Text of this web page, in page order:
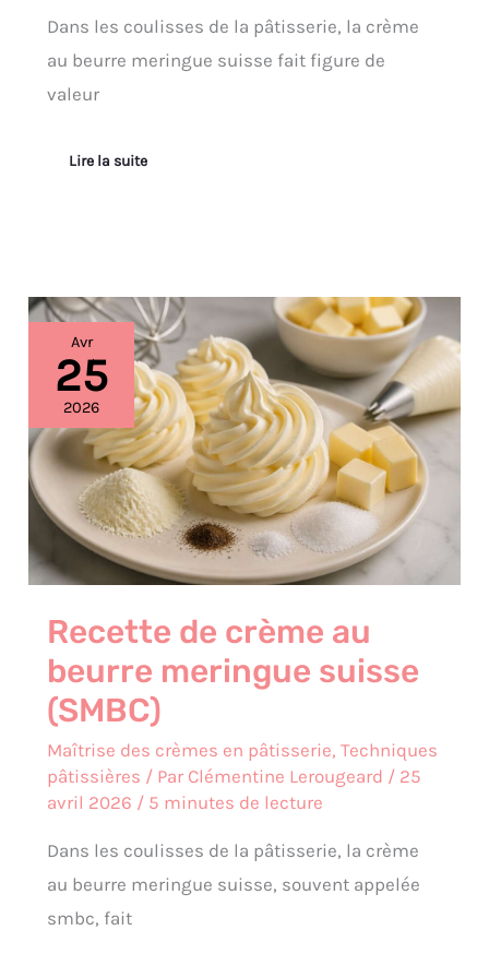
Dans les coulisses de la pâtisserie, la crème
au beurre meringue suisse fait figure de
valeur
Lire la suite
Avr
25
2026
Recette de crème au
beurre meringue suisse
(SMBC)
Maîtrise des crèmes en pâtisserie,Techniques
pâtissières / Par Clémentine Lerougeard / 25
avril 2026 / 5 minutes de lecture
Dans les coulisses de la pâtisserie, la crème
au beurre meringue suisse, souvent appelée
smbc, fait
de
crème
au
beurre
meringue
suisse
(SMBC)